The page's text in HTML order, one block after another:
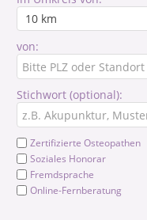
von:
Stichwort (optional):
Zertifizierte Osteopathen
Soziales Honorar
Fremdsprache
Online-Fernberatung